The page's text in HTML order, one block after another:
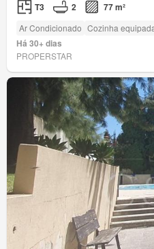
T3 2 77 m²
Ar Condicionado Cozinha
Há 30+ dias
PROPERSTAR